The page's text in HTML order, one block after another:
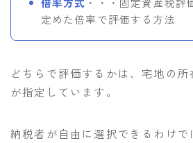
定めた倍率で評価する方法
どちらで評価するかは、宅地の
が指定しています。
納税者が自由に選択できるわけで